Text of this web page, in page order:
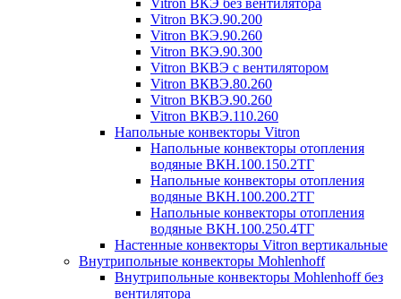
Vitron ВКЭ без вентилятора
Vitron ВКЭ.90.200
Vitron ВКЭ.90.260
Vitron ВКЭ.90.300
Vitron ВКВЭ с вентилятором
Vitron ВКВЭ.80.260
Vitron ВКВЭ.90.260
Vitron ВКВЭ.110.260
Напольные конвекторы Vitron
Напольные конвекторы отопления
водяные ВКН.100.150.2ТГ
Напольные конвекторы отопления
водяные ВКН.100.200.2ТГ
Напольные конвекторы отопления
водяные ВКН.100.250.4ТГ
Настенные конвекторы Vitron вертикальные
Внутрипольные конвекторы Mohlenhoff
Внутрипольные конвекторы Mohlenhoff без
вентилятора